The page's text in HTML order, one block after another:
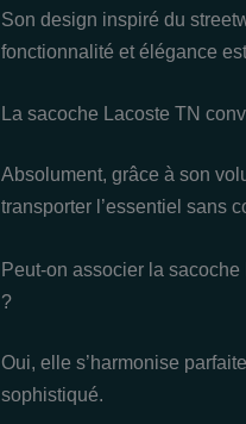
Son design inspiré du
fonctionnalité et élégance
La sacoche Lacoste TN
Absolument, grâce à son
transporter l’essentiel sans
Peut-on associer la
?
Oui, elle s’harmonise
sophistiqué.